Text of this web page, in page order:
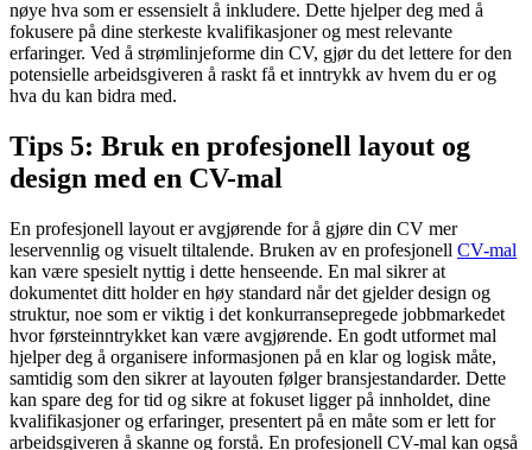
nøye hva som er essensielt å inkludere. Dette hjelper deg med å
fokusere på dine sterkeste kvalifikasjoner og mest relevante
erfaringer. Ved å strømlinjeforme din CV, gjør du det lettere for den
potensielle arbeidsgiveren å raskt få et inntrykk av hvem du er og
hva du kan bidra med.
Tips 5: Bruk en profesjonell layout og
design med en CV-mal
En profesjonell layout er avgjørende for å gjøre din CV mer
leservennlig og visuelt tiltalende. Bruken av en profesjonell CV-mal
kan være spesielt nyttig i dette henseende. En mal sikrer at
dokumentet ditt holder en høy standard når det gjelder design og
struktur, noe som er viktig i det konkurransepregede jobbmarkedet
hvor førsteinntrykket kan være avgjørende. En godt utformet mal
hjelper deg å organisere informasjonen på en klar og logisk måte,
samtidig som den sikrer at layouten følger bransjestandarder. Dette
kan spare deg for tid og sikre at fokuset ligger på innholdet, dine
kvalifikasjoner og erfaringer, presentert på en måte som er lett for
arbeidsgiveren å skanne og forstå. En profesjonell CV-mal kan også